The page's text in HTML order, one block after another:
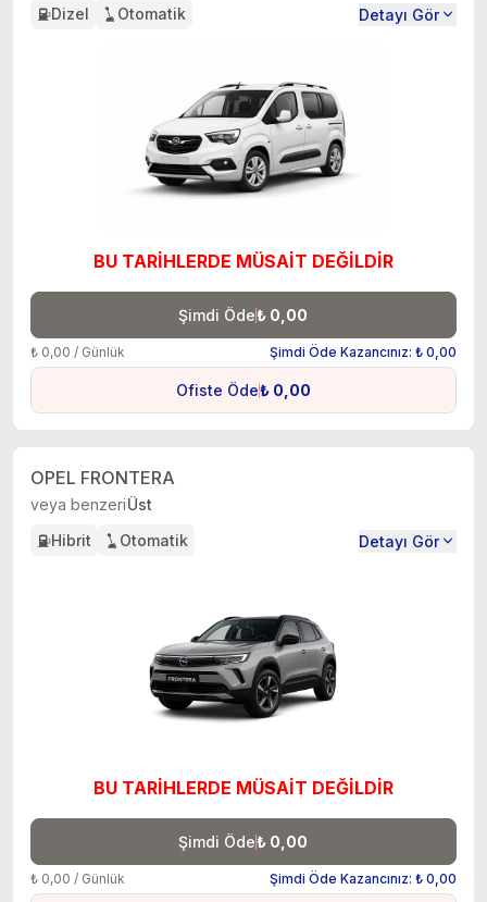
Dizel
Otomatik Detayı Gör
BU TARİHLERDE MÜSAİT DEĞİLDİR
Şimdi Öde₺ 0,00
₺ 0,00 / Günlük Şimdi Öde Kazancınız: ₺ 0,00
Ofiste Öde₺ 0,00
OPEL FRONTERA
veya benzeriÜst
Hibrit
Otomatik Detayı Gör
BU TARİHLERDE MÜSAİT DEĞİLDİR
Şimdi Öde₺ 0,00
₺ 0,00 / Günlük Şimdi Öde Kazancınız: ₺ 0,00